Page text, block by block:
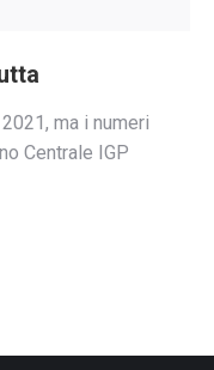
ma i numeri
Centrale IGP